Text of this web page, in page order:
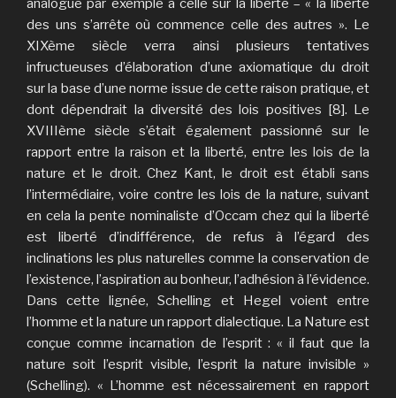
analogue par exemple à celle sur la liberté – « la liberté
des uns s’arrête où commence celle des autres ». Le
XIXème siècle verra ainsi plusieurs tentatives
infructueuses d’élaboration d’une axiomatique du droit
sur la base d’une norme issue de cette raison pratique, et
dont dépendrait la diversité des lois positives [8]. Le
XVIIIème siècle s’était également passionné sur le
rapport entre la raison et la liberté, entre les lois de la
nature et le droit. Chez Kant, le droit est établi sans
l’intermédiaire, voire contre les lois de la nature, suivant
en cela la pente nominaliste d’Occam chez qui la liberté
est liberté d’indifférence, de refus à l’égard des
inclinations les plus naturelles comme la conservation de
l’existence, l’aspiration au bonheur, l’adhésion à l’évidence.
Dans cette lignée, Schelling et Hegel voient entre
l’homme et la nature un rapport dialectique. La Nature est
conçue comme incarnation de l’esprit : « il faut que la
nature soit l’esprit visible, l’esprit la nature invisible »
(Schelling). « L’homme est nécessairement en rapport